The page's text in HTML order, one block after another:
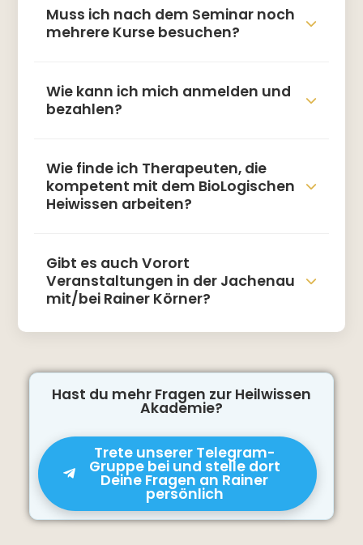
Muss ich nach dem Seminar noch
mehrere Kurse besuchen?
Wie kann ich mich anmelden und
bezahlen?
Wie finde ich Therapeuten, die
kompetent mit dem BioLogischen
Heiwissen arbeiten?
Gibt es auch Vorort
Veranstaltungen in der Jachenau
mit/bei Rainer Körner?
Hast du mehr Fragen zur Heilwissen
Akademie?
Trete unserer Telegram-
Gruppe bei und stelle dort
Deine Fragen an Rainer
persönlich